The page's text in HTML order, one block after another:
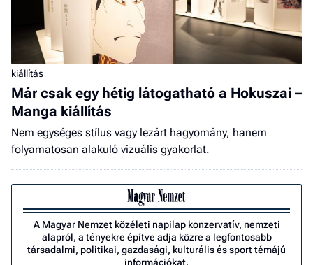
kiállítás
Már csak egy hétig látogatható a Hokuszai –
Manga kiállítás
Nem egységes stílus vagy lezárt hagyomány, hanem
folyamatosan alakuló vizuális gyakorlat.
A Magyar Nemzet közéleti napilap konzervatív, nemzeti
alapról, a tényekre építve adja közre a legfontosabb
társadalmi, politikai, gazdasági, kulturális és sport témájú
információkat.